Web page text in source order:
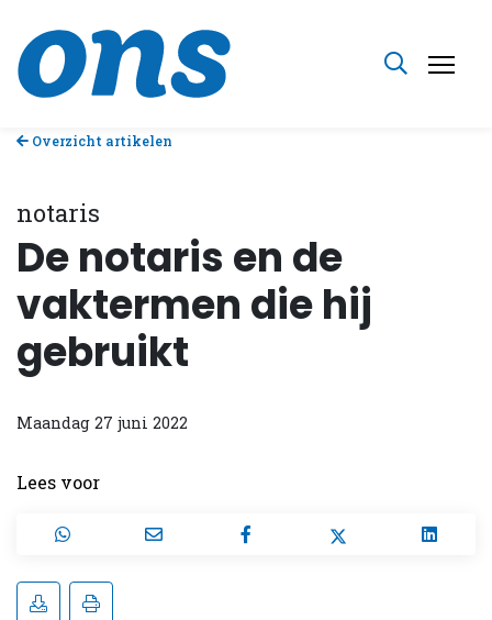
Overzicht artikelen
notaris
De notaris en de
vaktermen die hij
gebruikt
Maandag 27 juni 2022
Lees voor